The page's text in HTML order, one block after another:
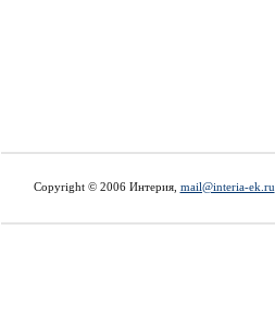
Copyright © 2006 Интерия, mail@interia-ek.ru